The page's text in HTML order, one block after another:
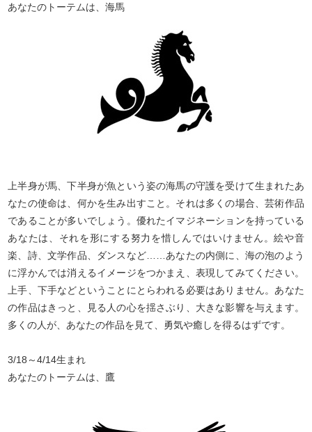
あなたのトーテムは、海馬
上半身が馬、下半身が魚という姿の海馬の守護を受けて生まれたあ
なたの使命は、何かを生み出すこと。それは多くの場合、芸術作品
であることが多いでしょう。優れたイマジネーションを持っている
あなたは、それを形にする努力を惜しんではいけません。絵や音
楽、詩、文学作品、ダンスなど……あなたの内側に、海の泡のよう
に浮かんでは消えるイメージをつかまえ、表現してみてください。
上手、下手などということにとらわれる必要はありません。あなた
の作品はきっと、見る人の心を揺さぶり、大きな影響を与えます。
多くの人が、あなたの作品を見て、勇気や癒しを得るはずです。
3/18～4/14生まれ
あなたのトーテムは、鷹